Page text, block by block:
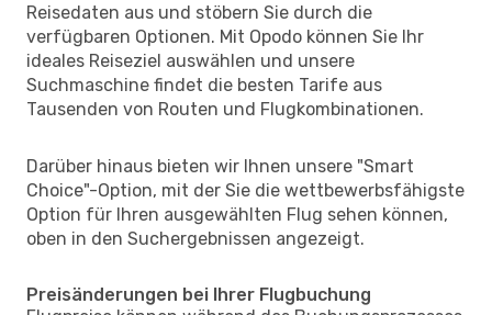
Reisedaten aus und stöbern Sie durch die
verfügbaren Optionen. Mit Opodo können Sie Ihr
ideales Reiseziel auswählen und unsere
Suchmaschine findet die besten Tarife aus
Tausenden von Routen und Flugkombinationen.
Darüber hinaus bieten wir Ihnen unsere "Smart
Choice"-Option, mit der Sie die wettbewerbsfähigste
Option für Ihren ausgewählten Flug sehen können,
oben in den Suchergebnissen angezeigt.
Preisänderungen bei Ihrer Flugbuchung